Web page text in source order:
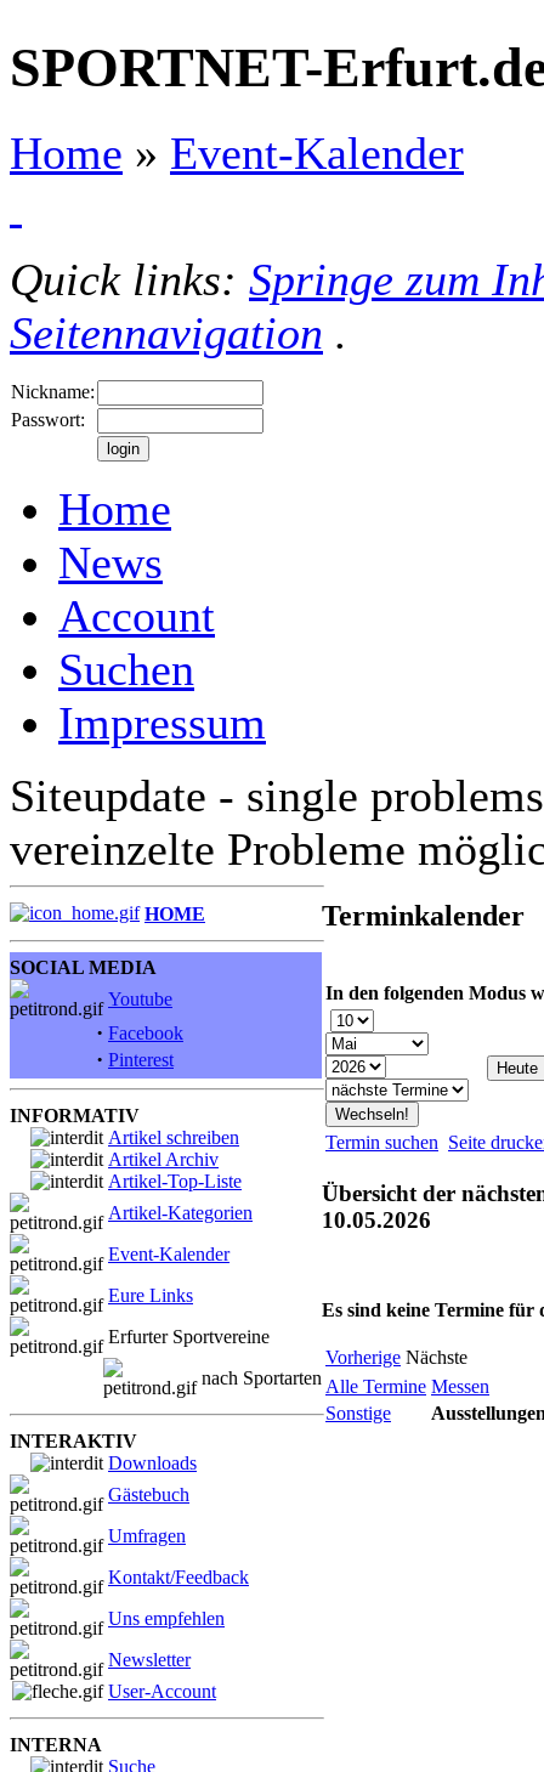
SPORTNET-
Home » Event-Kalender
Quick links: Springe zum
Seitennavigation .
Nickname:
Passwort:
Home
News
Account
Suchen
Impressum
Siteupdate - single
vereinzelte Probleme
HOME
SOCIAL MEDIA
Youtube
· Facebook
· Pinterest
INFORMATIV
Artikel schreiben
Artikel Archiv
Artikel-Top-Liste
Artikel-Kategorien
Event-Kalender
Eure Links
Erfurter Sportvereine
nach Sportarten
INTERAKTIV
Downloads
Gästebuch
Umfragen
Kontakt/Feedback
Uns empfehlen
Newsletter
User-Account
INTERNA
Suche
Terminkalender
In den folgenden Modus
Termin suchen Seite
Übersicht der
10.05.2026
Es sind keine Termine für
Vorherige Nächste
Alle Termine Messen
Sonstige